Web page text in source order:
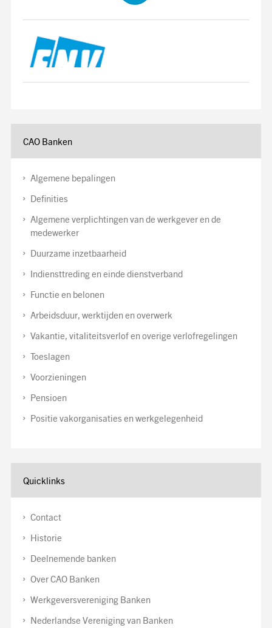
CAO Banken
Algemene bepalingen
Definities
Algemene verplichtingen van de werkgever en de
medewerker
Duurzame inzetbaarheid
Indiensttreding en einde dienstverband
Functie en belonen
Arbeidsduur, werktijden en overwerk
Vakantie, vitaliteitsverlof en overige verlofregelingen
Toeslagen
Voorzieningen
Pensioen
Positie vakorganisaties en werkgelegenheid
Quicklinks
Contact
Historie
Deelnemende banken
Over CAO Banken
Werkgeversvereniging Banken
Nederlandse Vereniging van Banken